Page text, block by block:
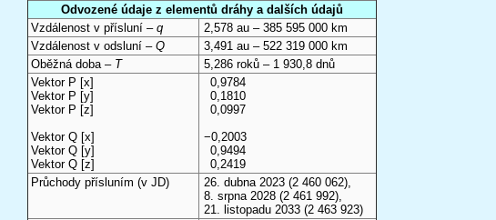
Odvozené údaje z elementů dráhy a dalších údajů
Vzdálenost v přísluní – q
2,578 au – 385 595 000 km
Vzdálenost v odsluní – Q
3,491 au – 522 319 000 km
Oběžná doba – T
5,286 roků – 1 930,8 dnů
Vektor P [x]
Vektor P [y]
Vektor P [z]
Vektor Q [x]
Vektor Q [y]
Vektor Q [z]
0,9784
0,1810
0,0997
−0,2003
0,9494
0,2419
Průchody přísluním (v JD) 26. dubna 2023 (2 460 062),
8. srpna 2028 (2 461 992),
21. listopadu 2033 (2 463 923)